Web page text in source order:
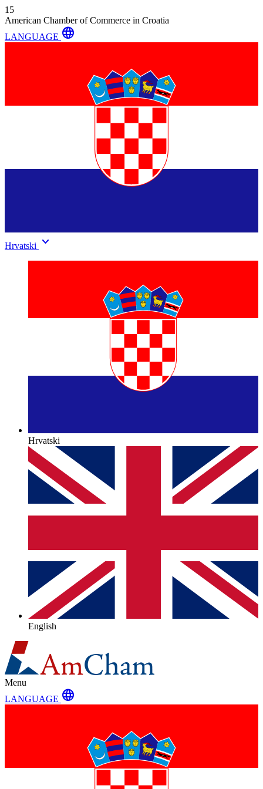
15
American Chamber of Commerce in Croatia
LANGUAGE language
Hrvatski keyboard_arrow_down
Hrvatski
English
Menu
LANGUAGE language